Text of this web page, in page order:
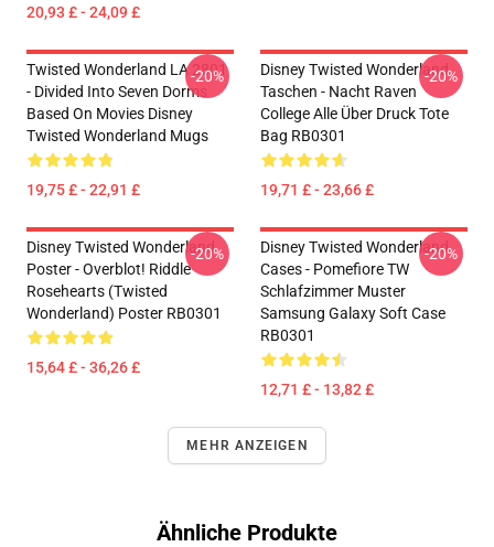
20,93 £ - 24,09 £
Twisted Wonderland LA 2801
- Divided Into Seven Dorms
Based On Movies Disney
Twisted Wonderland Mugs
19,75 £ - 22,91 £
-20%
Disney Twisted Wonderland
Taschen - Nacht Raven
College Alle Über Druck Tote
Bag RB0301
19,71 £ - 23,66 £
-20%
Disney Twisted Wonderland
Poster - Overblot! Riddle
Rosehearts (Twisted
Wonderland) Poster RB0301
15,64 £ - 36,26 £
-20%
Disney Twisted Wonderland
Cases - Pomefiore TW
Schlafzimmer Muster
Samsung Galaxy Soft Case
RB0301
12,71 £ - 13,82 £
-20%
MEHR ANZEIGEN
Ähnliche Produkte